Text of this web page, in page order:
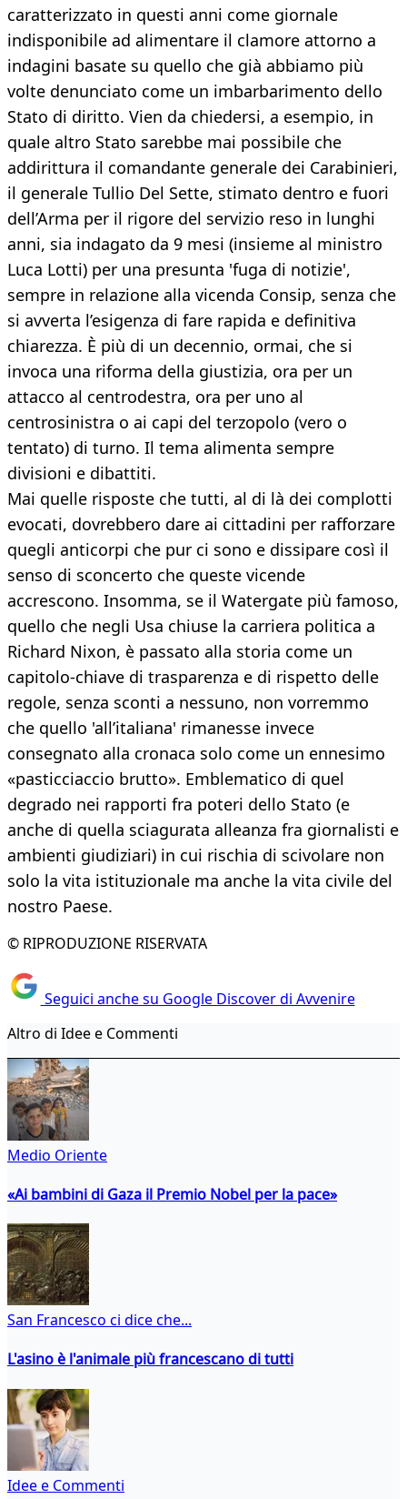
caratterizzato in questi anni come giornale
indisponibile ad alimentare il clamore attorno a
indagini basate su quello che già abbiamo più
volte denunciato come un imbarbarimento dello
Stato di diritto. Vien da chiedersi, a esempio, in
quale altro Stato sarebbe mai possibile che
addirittura il comandante generale dei Carabinieri,
il generale Tullio Del Sette, stimato dentro e fuori
dell’Arma per il rigore del servizio reso in lunghi
anni, sia indagato da 9 mesi (insieme al ministro
Luca Lotti) per una presunta 'fuga di notizie',
sempre in relazione alla vicenda Consip, senza che
si avverta l’esigenza di fare rapida e definitiva
chiarezza. È più di un decennio, ormai, che si
invoca una riforma della giustizia, ora per un
attacco al centrodestra, ora per uno al
centrosinistra o ai capi del terzopolo (vero o
tentato) di turno. Il tema alimenta sempre
divisioni e dibattiti.
Mai quelle risposte che tutti, al di là dei complotti
evocati, dovrebbero dare ai cittadini per rafforzare
quegli anticorpi che pur ci sono e dissipare così il
senso di sconcerto che queste vicende
accrescono. Insomma, se il Watergate più famoso,
quello che negli Usa chiuse la carriera politica a
Richard Nixon, è passato alla storia come un
capitolo-chiave di trasparenza e di rispetto delle
regole, senza sconti a nessuno, non vorremmo
che quello 'all’italiana' rimanesse invece
consegnato alla cronaca solo come un ennesimo
«pasticciaccio brutto». Emblematico di quel
degrado nei rapporti fra poteri dello Stato (e
anche di quella sciagurata alleanza fra giornalisti e
ambienti giudiziari) in cui rischia di scivolare non
solo la vita istituzionale ma anche la vita civile del
nostro Paese.
© RIPRODUZIONE RISERVATA
Seguici anche su Google Discover di Avvenire
Altro di Idee e Commenti
Medio Oriente
«Ai bambini di Gaza il Premio Nobel per la pace»
San Francesco ci dice che...
L'asino è l'animale più francescano di tutti
Idee e Commenti